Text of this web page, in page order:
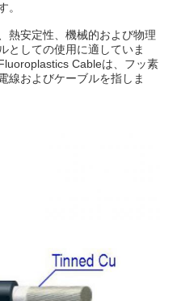
。
熱安定性、機械的および物理
としての使用に適していま
Cableは、フッ素
線およびケーブルを指しま